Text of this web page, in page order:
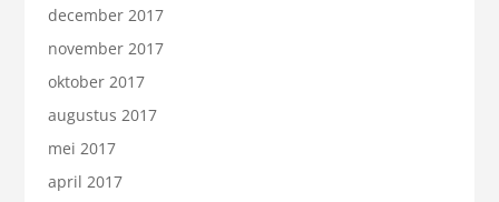
december 2017
november 2017
oktober 2017
augustus 2017
mei 2017
april 2017